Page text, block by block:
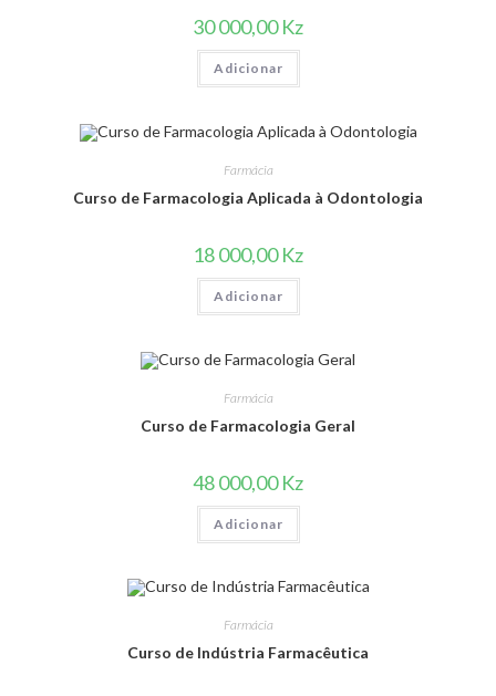
30 000,00Kz
Adicionar
Farmácia
Curso de Farmacologia Aplicada à Odontologia
18 000,00Kz
Adicionar
Farmácia
Curso de Farmacologia Geral
48 000,00Kz
Adicionar
Farmácia
Curso de Indústria Farmacêutica